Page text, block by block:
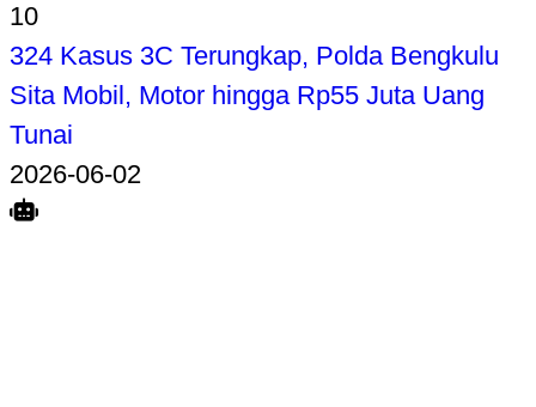
10
324 Kasus 3C Terungkap, Polda Bengkulu
Sita Mobil, Motor hingga Rp55 Juta Uang
Tunai
2026-06-02